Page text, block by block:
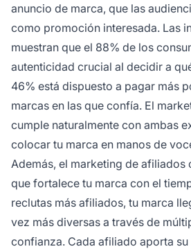
anuncio de marca, que las
como promoción interesada. Las
muestran que el 88% de los
autenticidad crucial al decidir a
46% está dispuesto a pagar más
marcas en las que confía. El
cumple naturalmente con ambas
colocar tu marca en manos de
Además, el marketing de afiliados
que fortalece tu marca con el
reclutas más afiliados, tu marca
vez más diversas a través de
confianza. Cada afiliado aporta